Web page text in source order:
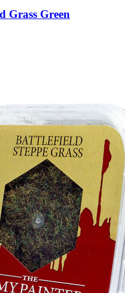
Grass Green